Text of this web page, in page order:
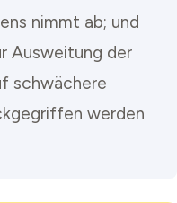
nimmt ab; und
Ausweitung der
schwächere
werden